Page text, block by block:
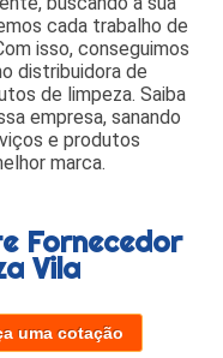
cada trabalho de
isso, conseguimos
distribuidora de
de limpeza. Saiba
empresa, sanando
e produtos
marca.
Fornecedor
Vila
uma cotação